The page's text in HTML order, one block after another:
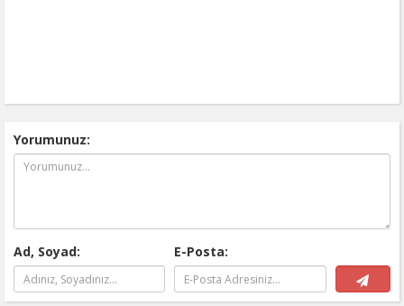
Yorumunuz:
Ad, Soyad: E-Posta: